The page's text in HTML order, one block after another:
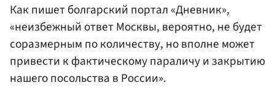
Как пишет болгарский портал «Дневник»,
«неизбежный ответ Москвы, вероятно, не будет
соразмерным по количеству, но вполне может
привести к фактическому параличу и закрытию
нашего посольства в России».